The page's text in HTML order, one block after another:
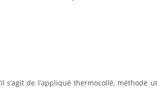
de l’appliqué thermocollé, méthode